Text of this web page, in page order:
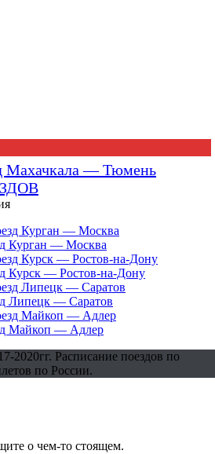
Махачкала — Тюмень
Курган — Москва
Курск — Ростов-на-Дону
Липецк — Саратов
Майкоп — Адлер
2020гг. Расписание поездов по
по России.
о чем-то стоящем.